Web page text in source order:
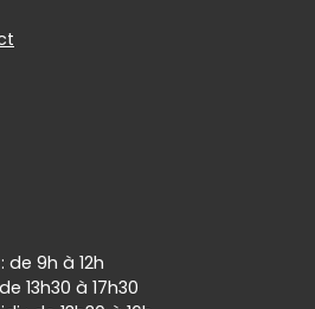
de 9h à 12h
13h30 à 17h30